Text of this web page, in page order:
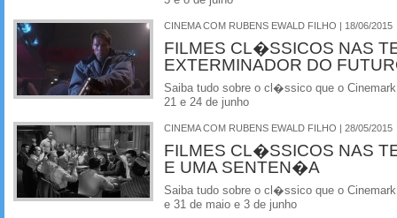
CINEMA COM RUBENS EWALD FILHO | 18/06/2015
FILMES CL�SSICOS NAS
EXTERMINADOR DO
Saiba tudo sobre o cl�ssico que o
21 e 24 de junho
CINEMA COM RUBENS EWALD FILHO | 28/05/2015
FILMES CL�SSICOS NAS
E UMA SENTEN�A
Saiba tudo sobre o cl�ssico que o
e 31 de maio e 3 de junho